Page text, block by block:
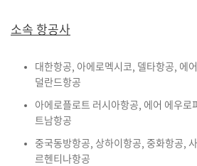
소속 항공사
대한항공, 아에로멕시코, 델타항공, 에
덜란드항공
아에로플로트 러시아항공, 에어 에우로
트남항공
중국동방항공, 상하이항공, 중화항공,
르헨티나항공